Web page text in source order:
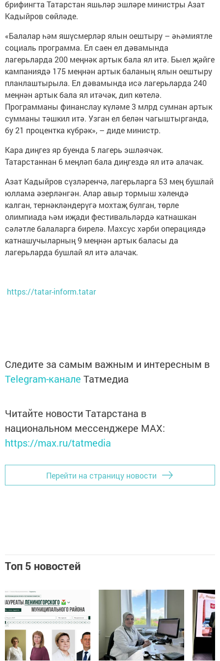
брифингта Татарстан яшьләр эшләре министры Азат
Кадыйров сөйләде.
«Балалар һәм яшүсмерләр ялын оештыру – әһәмиятле
социаль программа. Ел саен ел дәвамында
лагерьларда 200 меңнәк артык бала ял итә. Быел җәйге
кампаниядә 175 меңнән артык баланың ялын оештыру
планлаштырыла. Ел дәвамында исә лагерьларда 240
меңнән артык бала ял итәчәк, дип көтелә.
Программаны финанслау күләме 3 млрд сумнан артык
сумманы тәшкил итә. Узган ел белән чагыштырганда,
бу 21 процентка күбрәк», – диде министр.
Кара диңгез яр буенда 5 лагерь эшләячәк.
Татарстаннан 6 меңләп бала диңгездә ял итә алачак.
Азат Кадыйров сүзләренчә, лагерьларга 53 мең бушлай
юллама әзерләнгән. Алар авыр тормыш хәлендә
калган, тернәкләндерүгә мохтаҗ булган, төрле
олимпиада һәм иҗади фестивальләрдә катнашкан
сәләтле балаларга бирелә. Махсус хәрби операциядә
катнашучыларның 9 меңнән артык баласы да
лагерьларда бушлай ял итә алачак.
https://tatar-inform.tatar
Следите за самым важным и интересным в
Telegram-канале Татмедиа
Читайте новости Татарстана в
национальном мессенджере MАХ:
https://max.ru/tatmedia
Перейти на страницу новости
Топ 5 новостей